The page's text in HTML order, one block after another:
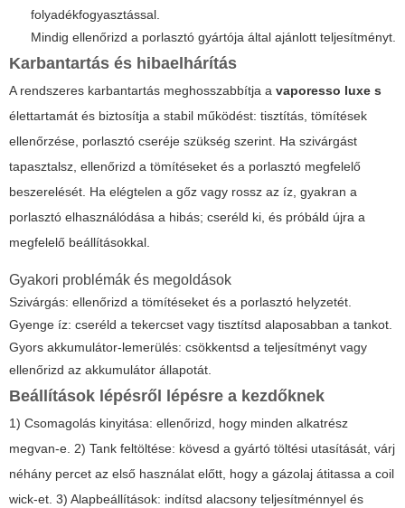
folyadékfogyasztással.
Mindig ellenőrizd a porlasztó gyártója által ajánlott teljesítményt.
Karbantartás és hibaelhárítás
A rendszeres karbantartás meghosszabbítja a vaporesso luxe s
élettartamát és biztosítja a stabil működést: tisztítás, tömítések
ellenőrzése, porlasztó cseréje szükség szerint. Ha szivárgást
tapasztalsz, ellenőrizd a tömítéseket és a porlasztó megfelelő
beszerelését. Ha elégtelen a gőz vagy rossz az íz, gyakran a
porlasztó elhasználódása a hibás; cseréld ki, és próbáld újra a
megfelelő beállításokkal.
Gyakori problémák és megoldások
Szivárgás: ellenőrizd a tömítéseket és a porlasztó helyzetét.
Gyenge íz: cseréld a tekercset vagy tisztítsd alaposabban a tankot.
Gyors akkumulátor-lemerülés: csökkentsd a teljesítményt vagy
ellenőrizd az akkumulátor állapotát.
Beállítások lépésről lépésre a kezdőknek
1) Csomagolás kinyitása: ellenőrizd, hogy minden alkatrész
megvan-e. 2) Tank feltöltése: kövesd a gyártó töltési utasítását, várj
néhány percet az első használat előtt, hogy a gázolaj átitassa a coil
wick-et. 3) Alapbeállítások: indítsd alacsony teljesítménnyel és